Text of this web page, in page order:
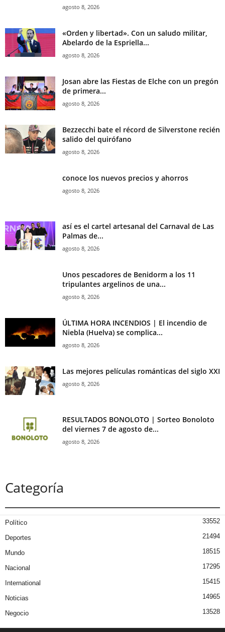
agosto 8, 2026
«Orden y libertad». Con un saludo militar,
Abelardo de la Espriella...
agosto 8, 2026
Josan abre las Fiestas de Elche con un pregón
de primera...
agosto 8, 2026
Bezzecchi bate el récord de Silverstone recién
salido del quirófano
agosto 8, 2026
conoce los nuevos precios y ahorros
agosto 8, 2026
así es el cartel artesanal del Carnaval de Las
Palmas de...
agosto 8, 2026
Unos pescadores de Benidorm a los 11
tripulantes argelinos de una...
agosto 8, 2026
ÚLTIMA HORA INCENDIOS | El incendio de
Niebla (Huelva) se complica...
agosto 8, 2026
Las mejores películas románticas del siglo XXI
agosto 8, 2026
RESULTADOS BONOLOTO | Sorteo Bonoloto
del viernes 7 de agosto de...
agosto 8, 2026
Categoría
Político 33552
Deportes 21494
Mundo 18515
Nacional 17295
International 15415
Noticias 14965
Negocio 13528